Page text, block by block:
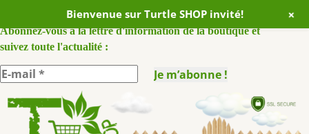
ABONNEZ VOUS A NOTRE NEWSLETTER :
Abonnez-vous à la lettre d'information de la boutique et
suivez toute l'actualité :
Skip
to
content
Bienvenue sur Turtle SHOP invité! +